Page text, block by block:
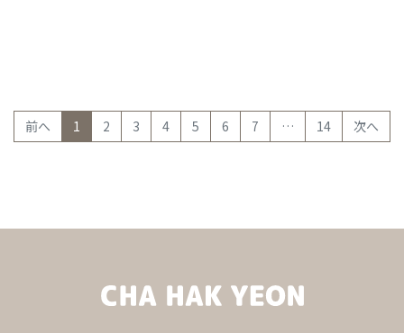
前へ 1 (current)
2 3 4 5 6 7 … 14 次へ